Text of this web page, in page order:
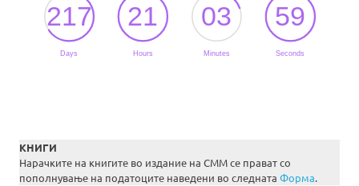
КНИГИ
Нарачките на книгите во издание на СММ се прават со
пополнување на податоците наведени во следната Форма.